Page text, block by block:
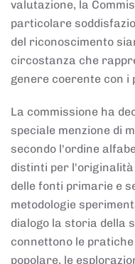
valutazione, la
particolare
del riconoscimento
circostanza che
genere coerente con i
La commissione ha
speciale menzione di
secondo l'ordine
distinti per
delle fonti primarie e
metodologie
dialogo la storia della
connettono le
popolare, le